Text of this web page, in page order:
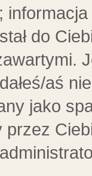
do
aś
jako